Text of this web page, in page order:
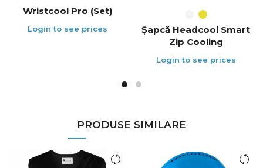
Wristcool Pro (Set)
Șapcă Headcool Smart
Zip Cooling
PRODUSE SIMILARE